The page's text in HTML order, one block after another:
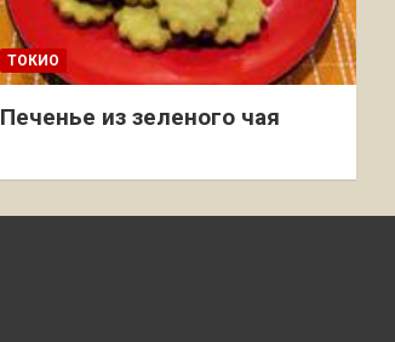
ТОКИО
Печенье из зеленого чая